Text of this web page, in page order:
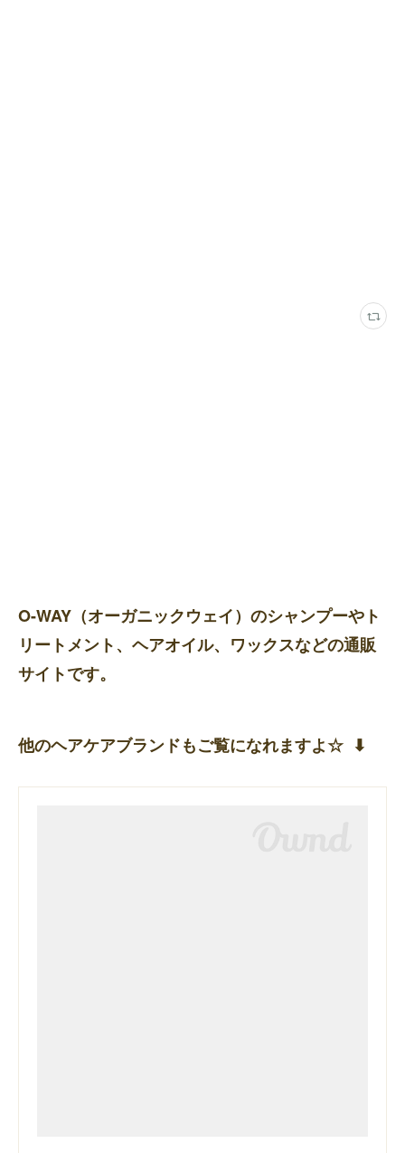
O-WAY（オーガニックウェイ）のシャンプーやト
リートメント、ヘアオイル、ワックスなどの通販
サイトです。
他のヘアケアブランドもご覧になれますよ☆ ⬇︎